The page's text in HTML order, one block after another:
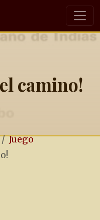
camino!
Juego